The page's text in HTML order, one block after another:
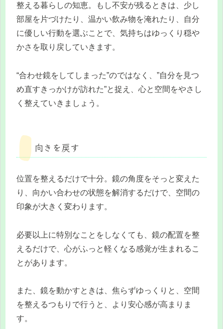
整える暮らしの知恵。もし不安が残るときは、少し
部屋を片づけたり、温かい飲み物を淹れたり、自分
に優しい行動を選ぶことで、気持ちはゆっくり穏や
かさを取り戻していきます。
“合わせ鏡をしてしまった”のではなく、”自分を見つ
め直すきっかけが訪れた”と捉え、心と空間をやさし
く整えていきましょう。
向きを戻す
位置を整えるだけで十分。鏡の角度をそっと変えた
り、向かい合わせの状態を解消するだけで、空間の
印象が大きく変わります。
必要以上に特別なことをしなくても、鏡の配置を整
えるだけで、心がふっと軽くなる感覚が生まれるこ
とがあります。
また、鏡を動かすときは、焦らずゆっくりと、空間
を整えるつもりで行うと、より安心感が高まりま
す。